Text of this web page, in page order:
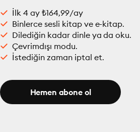
İlk 4 ay ₺164,99/ay
Binlerce sesli kitap ve e-kitap.
Dilediğin kadar dinle ya da oku.
Çevrimdışı modu.
İstediğin zaman iptal et.
Hemen abone ol